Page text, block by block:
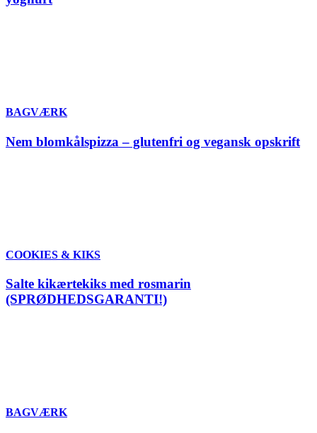
BAGVÆRK
Nem blomkålspizza – glutenfri og vegansk opskrift
COOKIES & KIKS
Salte kikærtekiks med rosmarin
(SPRØDHEDSGARANTI!)
BAGVÆRK